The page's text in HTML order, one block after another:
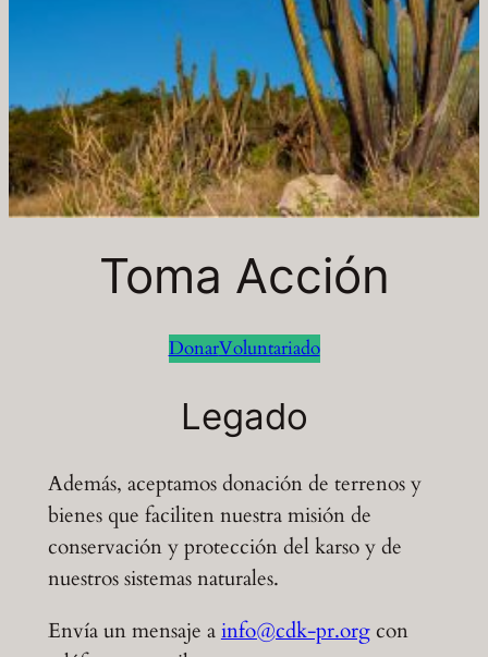
Toma Acción
DonarVoluntariado
Legado
Además, aceptamos donación de terrenos y
bienes que faciliten nuestra misión de
conservación y protección del karso y de
nuestros sistemas naturales.
Envía un mensaje ainfo@cdk-pr.orgcon